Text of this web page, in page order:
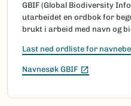
GBIF (Global Biodiversity
utarbeidet en ordbok for
brukt i arbeid med navn og
Last ned ordliste for
Navnesøk GBIF (Ekstern